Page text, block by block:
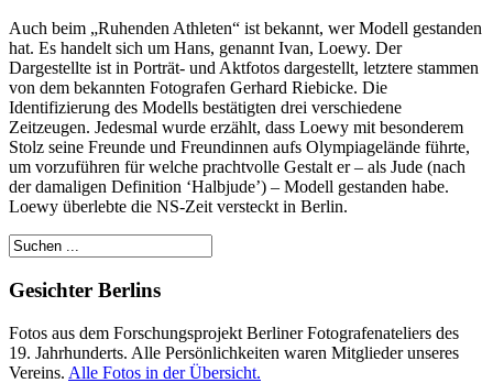
Auch beim „Ruhenden Athleten“ ist bekannt, wer Modell gestanden
hat. Es handelt sich um Hans, genannt Ivan, Loewy. Der
Dargestellte ist in Porträt- und Aktfotos dargestellt, letztere stammen
von dem bekannten Fotografen Gerhard Riebicke. Die
Identifizierung des Modells bestätigten drei verschiedene
Zeitzeugen. Jedesmal wurde erzählt, dass Loewy mit besonderem
Stolz seine Freunde und Freundinnen aufs Olympiagelände führte,
um vorzuführen für welche prachtvolle Gestalt er – als Jude (nach
der damaligen Definition ‘Halbjude’) – Modell gestanden habe.
Loewy überlebte die NS-Zeit versteckt in Berlin.
Gesichter Berlins
Fotos aus dem Forschungsprojekt Berliner Fotografenateliers des
19. Jahrhunderts. Alle Persönlichkeiten waren Mitglieder unseres
Vereins. Alle Fotos in der Übersicht.